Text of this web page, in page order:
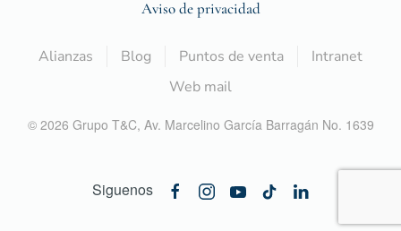
Aviso de privacidad
Alianzas Blog Puntos de venta
Intranet
Web mail
© 2026 Grupo T&C, Av. Marcelino García Barragán No. 1639
Siguenos